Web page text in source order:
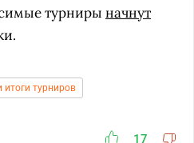
турниры начнут
итоги турниров
17